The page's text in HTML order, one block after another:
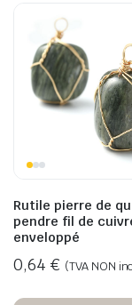
Rutile pierre de
pendre fil de
enveloppé
0,64 € (TVA NON